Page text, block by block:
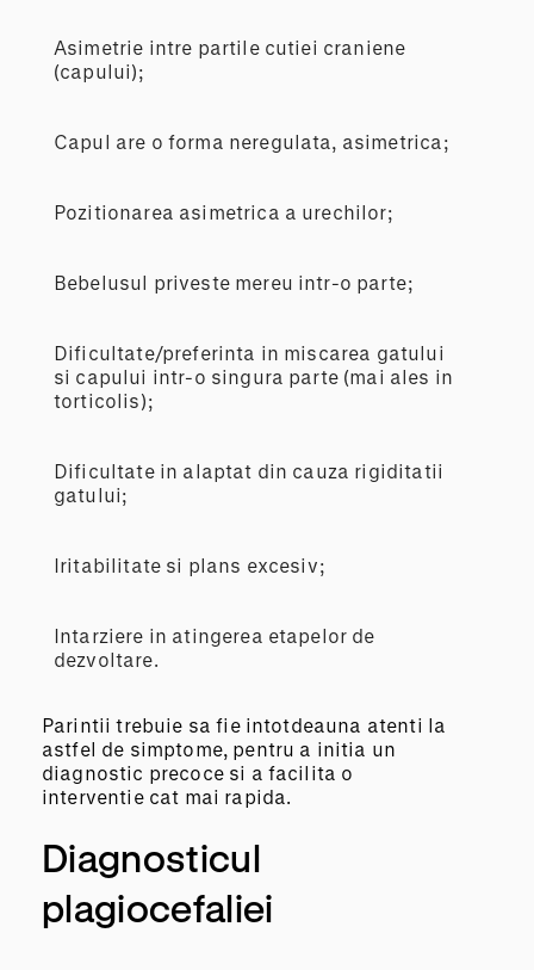
Asimetrie intre partile cutiei craniene
(capului);
Capul are o forma neregulata, asimetrica;
Pozitionarea asimetrica a urechilor;
Bebelusul priveste mereu intr-o parte;
Dificultate/preferinta in miscarea gatului
si capului intr-o singura parte (mai ales in
torticolis);
Dificultate in alaptat din cauza rigiditatii
gatului;
Iritabilitate si plans excesiv;
Intarziere in atingerea etapelor de
dezvoltare.
Parintii trebuie sa fie intotdeauna atenti la
astfel de simptome, pentru a initia un
diagnostic precoce si a facilita o
interventie cat mai rapida.
Diagnosticul
plagiocefaliei